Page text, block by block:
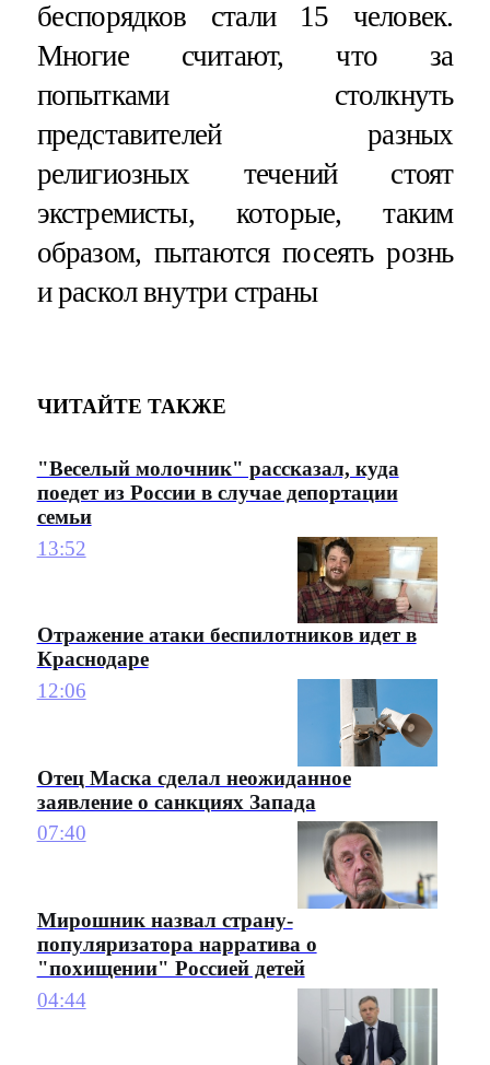
беспорядков стали 15 человек.
Многие считают, что за
попытками столкнуть
представителей разных
религиозных течений стоят
экстремисты, которые, таким
образом, пытаются посеять рознь
и раскол внутри страны
ЧИТАЙТЕ ТАКЖЕ
"Веселый молочник" рассказал, куда
поедет из России в случае депортации
семьи
13:52
Отражение атаки беспилотников идет в
Краснодаре
12:06
Отец Маска сделал неожиданное
заявление о санкциях Запада
07:40
Мирошник назвал страну-
популяризатора нарратива о
"похищении" Россией детей
04:44